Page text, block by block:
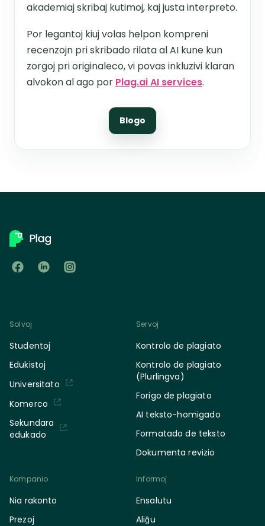
akademiaj skribaj kutimoj, kaj justa interpreto.
Por legantoj kiuj volas helpon kompreni
recenzojn pri skribado rilata al AI kune kun
zorgoj pri originaleco, vi povas inkluzivi klaran
alvokon al ago por Plag.ai AI services.
Blogo
Solvoj
Studentoj
Edukistoj
Universitato
Komerco
Sekundara
edukado
Servoj
Kontrolo de plagiato
Kontrolo de plagiato
(Plurlingva)
Forigo de plagiato
AI teksto-homigado
Formatado de teksto
Dokumenta revizio
Kompanio
Nia rakonto
Prezoj
Informoj
Ensalutu
Aliĝu